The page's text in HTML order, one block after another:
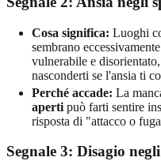
Cosa significa: Luoghi
sembrano
vulnerabile e
nasconderti se l'ansia ti
Perché accade: La
aperti può farti sentire
risposta di "attacco o
Segnale 3: Disagio